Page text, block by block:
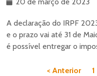
20 de março de 2023
A declaração do IRPF
e o prazo vai até 31 de
é possível entregar o
< Anterior 1